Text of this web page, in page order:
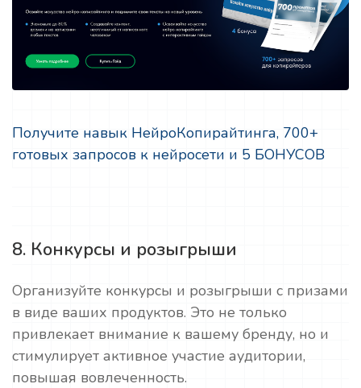
Получите навык НейроКопирайтинга, 700+
готовых запросов к нейросети и 5 БОНУСОВ
8. Конкурсы и розыгрыши
Организуйте конкурсы и розыгрыши с призами
в виде ваших продуктов. Это не только
привлекает внимание к вашему бренду, но и
стимулирует активное участие аудитории,
повышая вовлеченность.